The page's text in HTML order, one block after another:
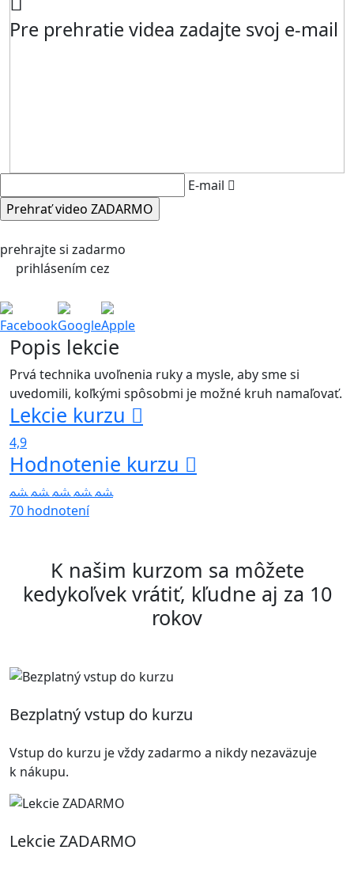
Pre prehratie videa zadajte svoj e-mail
E-mail
prehrajte si zadarmo
prihlásením cez
FacebookGoogleApple
Popis lekcie
Prvá technika uvoľnenia ruky a mysle, aby sme si
uvedomili, koľkými spôsobmi je možné kruh namaľovať.
Lekcie kurzu
4,9
Hodnotenie kurzu
70 hodnotení
K našim kurzom sa môžete
kedykoľvek vrátiť, kľudne aj za 10
rokov
Bezplatný vstup do kurzu
Vstup do kurzu je vždy zadarmo a nikdy nezaväzuje
k nákupu.
Lekcie ZADARMO